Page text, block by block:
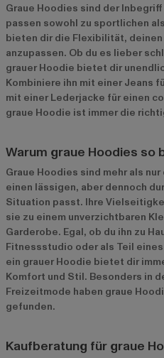
Graue Hoodies sind der
passen sowohl zu sportlichen
bieten dir die Flexibilität, deinen
anzupassen. Ob du es lieber
grauer Hoodie bietet dir
Kombiniere ihn mit einer Jeans
mit einer Lederjacke für einen
graue Hoodie ist immer die
Warum graue Hoodies so
Graue Hoodies sind mehr als
einen lässigen, aber dennoch
Situation passt. Ihre
sie zu einem unverzichtbaren
Garderobe. Egal, ob du ihn zu
Fitnessstudio oder als Teil
ein grauer Hoodie bietet dir
Komfort und Stil. Besonders in
Freizeitmode haben graue
gefunden.
Kaufberatung für graue